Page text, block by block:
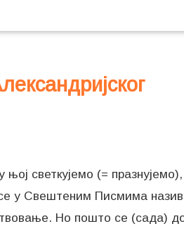
светкујемо (= празнујемо),
у Свештеним Писмима
Но пошто се (сада)